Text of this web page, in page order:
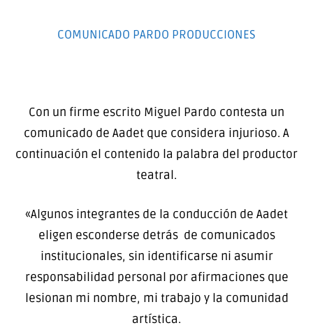
COMUNICADO PARDO PRODUCCIONES
Con un firme escrito Miguel Pardo contesta un
comunicado de Aadet que considera injurioso. A
continuación el contenido la palabra del productor
teatral.
«Algunos integrantes de la conducción de Aadet
eligen esconderse detrás de comunicados
institucionales, sin identificarse ni asumir
responsabilidad personal por afirmaciones que
lesionan mi nombre, mi trabajo y la comunidad
artística.